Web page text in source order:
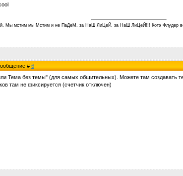
Мы мстим мы Мстим и не ПаДеМ, за НаШ ЛиЦеЙ, за НаШ ЛиЦеЙ!!! Котэ Флудер
# 6
Тема без темы" (для самых общительных). Можете там создавать
там не фиксируется (счетчик отключен)